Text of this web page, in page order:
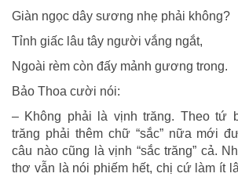
Giàn ngọc dây sương nhẹ phải không?
Tỉnh giấc lâu tây người vắng ngắt,
Ngoài rèm còn đấy mảnh gương trong.
Bảo Thoa cười nói:
– Không phải là vịnh trăng. Theo tứ
trăng phải thêm chữ “sắc” nữa mới
câu nào cũng là vịnh “sắc trăng” cả.
thơ vẫn là nói phiếm hết, chị cứ làm ít